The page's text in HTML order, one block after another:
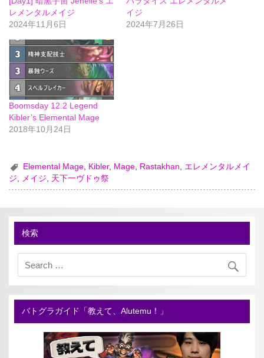
レメンタルメイジ
2024年11月6日
イジ
2024年7月26日
Boomsday 12.2 Legend
Kibler’s Elemental Mage
2018年10月24日
Elemental Mage Kibler, Mage Rastakhan
エレメンタルメイ
ジ, メイジ, 天下一ヴドゥ祭
検索
バトグラガイド「教えて、Alutemu！」